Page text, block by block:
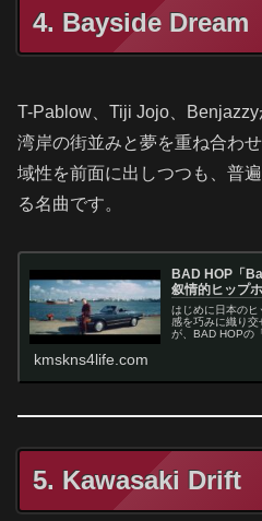
4. Bayside Dream
T-Pablow、Tiji Jojo、Benjazzy
湾岸の街並みと夢を重ね合わ
域性を前面に出しつつも、普
る名曲です。
BAD HOP「
叙情的ヒップ
はじめに日本の
感を巧みに織り
が、BAD HOPの
kmskns4life.com
5. Kawasaki Drift